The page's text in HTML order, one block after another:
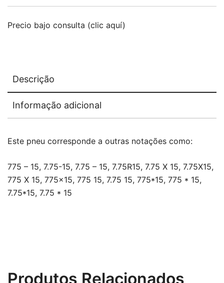
Precio bajo consulta (clic aquí)
Descrição
Informação adicional
Este pneu corresponde a outras notações como:
775 – 15, 7.75-15, 7.75 – 15, 7.75R15, 7.75 X 15, 7.75X15,
775 X 15, 775×15, 775 15, 7.75 15, 775*15, 775 * 15,
7.75*15, 7.75 * 15
Produtos Relacionados